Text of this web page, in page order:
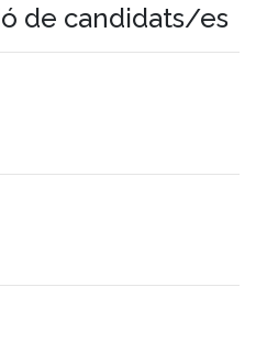
de candidats/es